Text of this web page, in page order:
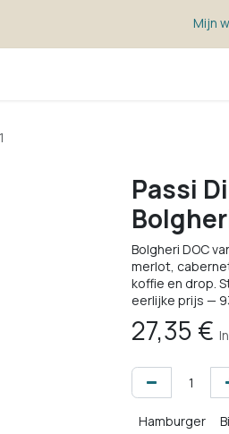
Mijn
Passi
Bolgheri DOC
merlot,
koffie en drop.
eerlijke prijs —
27,35 €
Hamburger